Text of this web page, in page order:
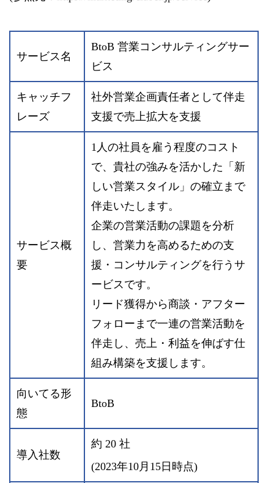
サービス名
BtoB 営業コンサルティングサー
ビス
キャッチフ
レーズ
社外営業企画責任者として伴走
支援で売上拡大を支援
サービス概
要
1人の社員を雇う程度のコスト
で、貴社の強みを活かした「新
しい営業スタイル」の確立まで
伴走いたします。
企業の営業活動の課題を分析
し、営業力を高めるための支
援・コンサルティングを行うサ
ービスです。
リード獲得から商談・アフター
フォローまで一連の営業活動を
伴走し、売上・利益を伸ばす仕
組み構築を支援します。
向いてる形
態
BtoB
導入社数
約 20 社
(2023年10月15日時点)